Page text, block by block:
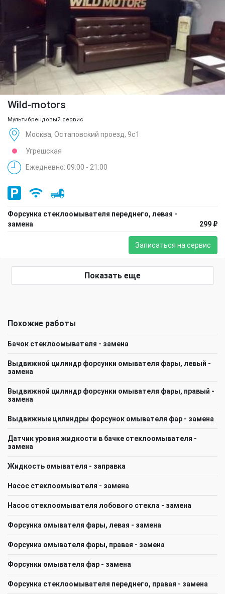
Wild-motors
Мультибрендовый сервис
Москва, Остаповский проезд, 9с1
Угрешская
Ежедневно: 09:00 - 21:00
Форсунка стеклоомывателя переднего, левая -
замена
299 ₽
Записаться на сервис
Показать еще
Похожие работы
Бачок стеклоомывателя - замена
Выдвижной цилиндр форсунки омывателя фары, левый -
замена
Выдвижной цилиндр форсунки омывателя фары, правый -
замена
Выдвижные цилиндры форсунок омывателя фар - замена
Датчик уровня жидкости в бачке стеклоомывателя -
замена
Жидкость омывателя - заправка
Насос стеклоомывателя - замена
Насос стеклоомывателя лобового стекла - замена
Форсунка омывателя фары, левая - замена
Форсунка омывателя фары, правая - замена
Форсунки омывателя фар - замена
Форсунка стеклоомывателя переднего, правая - замена